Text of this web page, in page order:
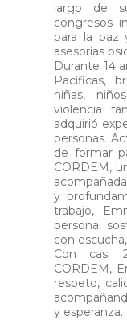
largo de
congresos
para la paz
asesorías
Durante 14
Pacíficas,
niñas,
violencia
adquirió
personas.
de formar
CORDEM,
y
trabajo,
persona,
con
Con casi
CORDEM,
respeto,
y esperanza.